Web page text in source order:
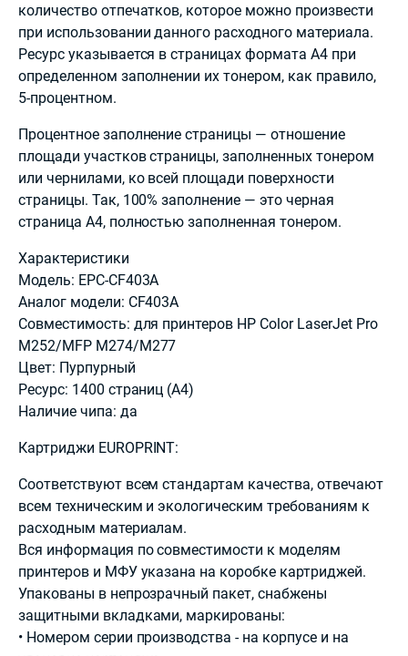
количество отпечатков, которое можно произвести
при использовании данного расходного материала.
Ресурс указывается в страницах формата А4 при
определенном заполнении их тонером, как правило,
5-процентном.
Процентное заполнение страницы — отношение
площади участков страницы, заполненных тонером
или чернилами, ко всей площади поверхности
страницы. Так, 100% заполнение — это черная
страница А4, полностью заполненная тонером.
Характеристики
Модель: EPC-CF403A
Аналог модели: CF403A
Совместимость: для принтеров HP Color LaserJet Pro
M252/MFP M274/M277
Цвет: Пурпурный
Ресурс: 1400 страниц (А4)
Наличие чипа: да
Картриджи EUROPRINT:
Соответствуют всем стандартам качества, отвечают
всем техническим и экологическим требованиям к
расходным материалам.
Вся информация по совместимости к моделям
принтеров и МФУ указана на коробке картриджей.
Упакованы в непрозрачный пакет, снабжены
защитными вкладками, маркированы:
• Номером серии производства - на корпусе и на